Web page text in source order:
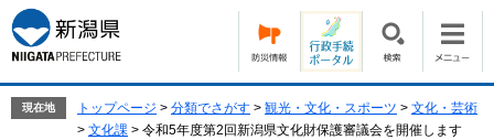
ー
ジ
の
ニ
ュ
ー
現在地 トップページ > 分類でさがす > 観光・文化・スポーツ > 文化・芸術
> 文化課 > 令和5年度第2回新潟県文化財保護審議会を開催します